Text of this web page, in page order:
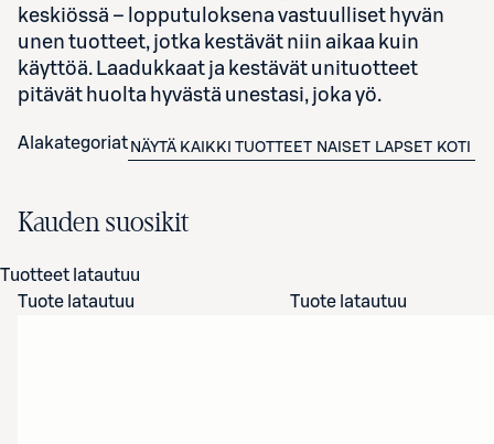
keskiössä – lopputuloksena vastuulliset hyvän
unen tuotteet, jotka kestävät niin aikaa kuin
käyttöä. Laadukkaat ja kestävät unituotteet
pitävät huolta hyvästä unestasi, joka yö.
Alakategoriat NÄYTÄ KAIKKI TUOTTEET NAISET LAPSET KOTI
Kauden suosikit
Tuotteet latautuu
Tuote latautuu
Tuote latautuu